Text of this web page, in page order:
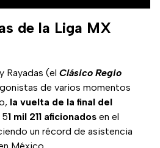
de la Liga MX
Rayadas (el Clásico Regio
de varios momentos
la vuelta de la final del
51 mil 211 aficionados en el
un récord de asistencia